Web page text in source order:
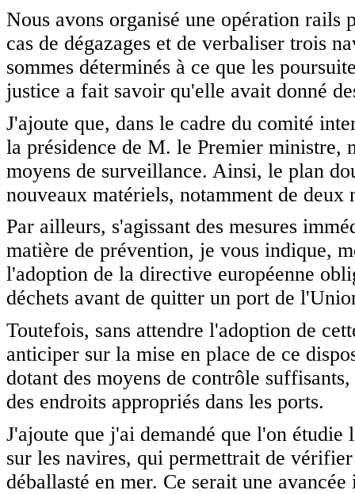
Nous avons organisé une opération rails
cas de dégazages et de verbaliser trois
sommes déterminés à ce que les
justice a fait savoir qu'elle avait donné
J'ajoute que, dans le cadre du comité
la présidence de M. le Premier ministre,
moyens de surveillance. Ainsi, le plan
nouveaux matériels, notamment de deux
Par ailleurs, s'agissant des mesures
matière de prévention, je vous indique,
l'adoption de la directive européenne
déchets avant de quitter un port de
Toutefois, sans attendre l'adoption de
anticiper sur la mise en place de ce
dotant des moyens de contrôle
des endroits appropriés dans les ports.
J'ajoute que j'ai demandé que l'on
sur les navires, qui permettrait de
déballasté en mer. Ce serait une